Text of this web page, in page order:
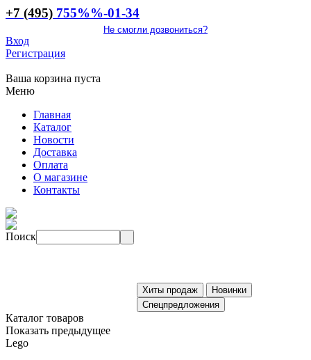
+7 (495) 755%%-01-34
Не смогли дозвониться?
Вход
Регистрация
Ваша корзина пуста
Меню
Главная
Каталог
Новости
Доставка
Оплата
О магазине
Контакты
Поиск
Каталог товаров
Показать предыдущее
Lego